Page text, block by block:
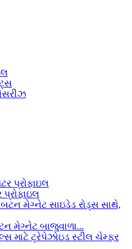
મેગ્નેટ બાજુવાળા...